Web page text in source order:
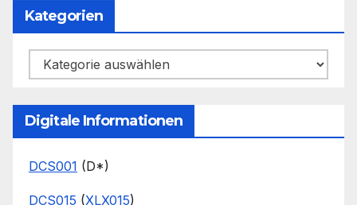
Kategorien
Kategorien
Digitale Informationen
DCS001 (D*)
DCS015 (XLX015)